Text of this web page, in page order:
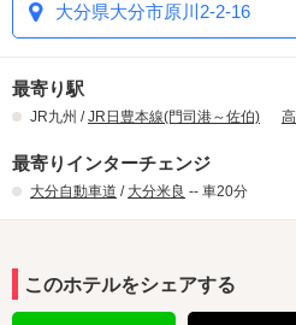
大分県大分市原川2-2-16
最寄り駅
JR九州 /JR日豊本線(門司港～佐伯)
最寄りインターチェンジ
大分自動車道 / 大分米良 -- 車20分
このホテルをシェアする